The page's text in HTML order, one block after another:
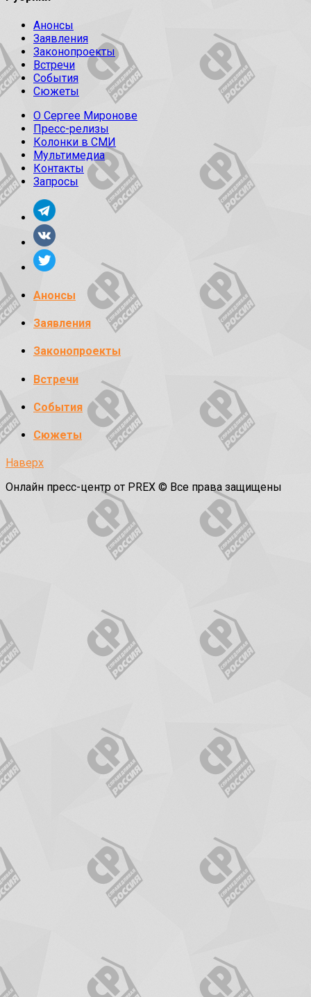
Анонсы
Заявления
Законопроекты
Встречи
События
Сюжеты
О Сергее Миронове
Пресс-релизы
Колонки в СМИ
Мультимедиа
Контакты
Запросы
Анонсы
Заявления
Законопроекты
Встречи
События
Сюжеты
Наверх
Онлайн пресс-центр от PREX © Все права защищены